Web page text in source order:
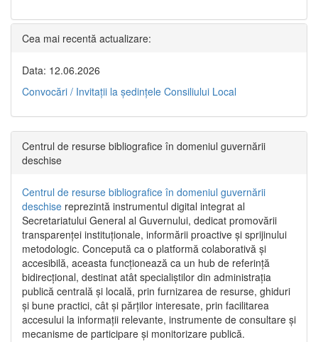
Cea mai recentă actualizare:
Data: 12.06.2026
Convocări / Invitaţii la şedinţele Consiliului Local
Centrul de resurse bibliografice în domeniul guvernării
deschise
Centrul de resurse bibliografice în domeniul guvernării
deschise reprezintă instrumentul digital integrat al
Secretariatului General al Guvernului, dedicat promovării
transparenței instituționale, informării proactive și sprijinului
metodologic. Concepută ca o platformă colaborativă și
accesibilă, aceasta funcționează ca un hub de referință
bidirecțional, destinat atât specialiștilor din administrația
publică centrală și locală, prin furnizarea de resurse, ghiduri
și bune practici, cât și părților interesate, prin facilitarea
accesului la informații relevante, instrumente de consultare și
mecanisme de participare și monitorizare publică.